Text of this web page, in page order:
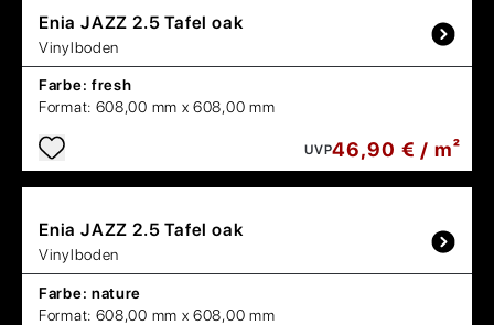
Enia JAZZ 2.5 Tafel oak
Vinylboden
Farbe: fresh
Format: 608,00 mm x 608,00 mm
UVP46,90 € / m²
Enia JAZZ 2.5 Tafel oak
Vinylboden
Farbe: nature
Format: 608,00 mm x 608,00 mm